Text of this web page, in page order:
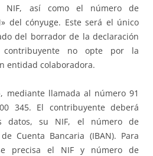
NIF, así como el número de
del cónyuge. Este será el único
del borrador de la declaración
no opte por la
entidad colaboradora.
, mediante llamada al número 91
345. El contribuyente deberá
datos, su NIF, el número de
Cuenta Bancaria (IBAN). Para
precisa el NIF y número de